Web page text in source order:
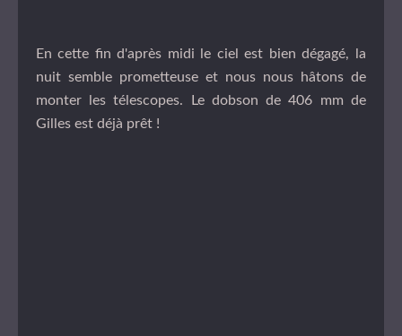
En cette fin d'après midi le ciel est bien dégagé, la
nuit semble prometteuse et nous nous hâtons de
monter les télescopes. Le dobson de 406 mm de
Gilles est déjà prêt !